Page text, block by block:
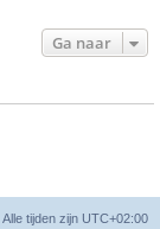
Ga naar
Alle tijden zijn UTC+02:00